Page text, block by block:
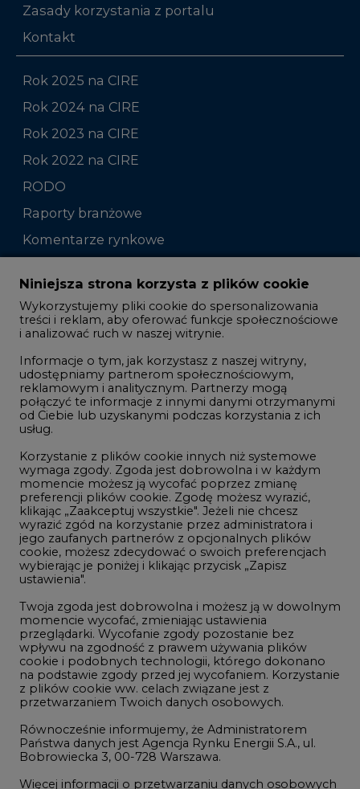
Zasady korzystania z portalu
Kontakt
Rok 2025 na CIRE
Rok 2024 na CIRE
Rok 2023 na CIRE
Rok 2022 na CIRE
RODO
Raporty branżowe
Komentarze rynkowe
Zmiany kadrowe na rynku
Studio CIRE
Rozmowy o energetyce
Gospodarka
Geopolityka
LTE450
Innowacje i AI
Telekomunikacja i IT
Handel emisjami CO2
Wodór
Górnictwo
Atom
Fotowoltaika
Offshore wind
Zielone samorządy
Zielona gospodarka
Niniejsza strona korzysta z plików cookie
Wykorzystujemy pliki cookie do spersonalizowania
treści i reklam, aby oferować funkcje społecznościowe
i analizować ruch w naszej witrynie.
Informacje o tym, jak korzystasz z naszej witryny,
udostępniamy partnerom społecznościowym,
reklamowym i analitycznym. Partnerzy mogą
połączyć te informacje z innymi danymi otrzymanymi
od Ciebie lub uzyskanymi podczas korzystania z ich
usług.
Korzystanie z plików cookie innych niż systemowe
wymaga zgody. Zgoda jest dobrowolna i w każdym
momencie możesz ją wycofać poprzez zmianę
preferencji plików cookie. Zgodę możesz wyrazić,
klikając „Zaakceptuj wszystkie". Jeżeli nie chcesz
wyrazić zgód na korzystanie przez administratora i
jego zaufanych partnerów z opcjonalnych plików
cookie, możesz zdecydować o swoich preferencjach
wybierając je poniżej i klikając przycisk „Zapisz
ustawienia".
Twoja zgoda jest dobrowolna i możesz ją w dowolnym
momencie wycofać, zmieniając ustawienia
przeglądarki. Wycofanie zgody pozostanie bez
wpływu na zgodność z prawem używania plików
cookie i podobnych technologii, którego dokonano
na podstawie zgody przed jej wycofaniem. Korzystanie
z plików cookie ww. celach związane jest z
przetwarzaniem Twoich danych osobowych.
Równocześnie informujemy, że Administratorem
Państwa danych jest Agencja Rynku Energii S.A., ul.
Bobrowiecka 3, 00-728 Warszawa.
Więcej informacji o przetwarzaniu danych osobowych